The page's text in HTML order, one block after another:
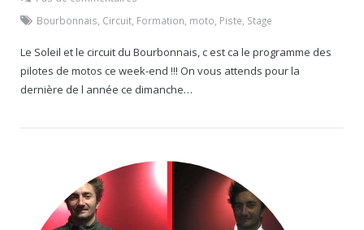
Bourbonnais Circuit Formation moto Piste Stage
Le Soleil et le circuit du Bourbonnais, c est ca le programme des
pilotes de motos ce week-end !!! On vous attends pour la
dernière de l année ce dimanche…